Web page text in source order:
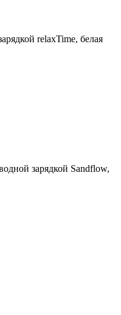
relaxTime, белая
зарядкой Sandflow,